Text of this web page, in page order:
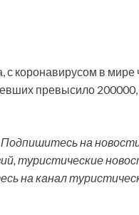
коронавирусом в мире
превысило
на
туристические
на канал